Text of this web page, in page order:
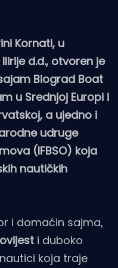
Kornati, u
d.d., otvoren je
Biograd Boat
u Srednjoj Europi i
a ujedno i
udruge
(IFBSO) koja
nautičkih
i domaćin sajma,
i duboko
koja traje